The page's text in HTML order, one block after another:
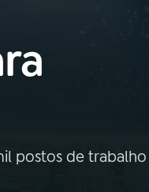
postos de